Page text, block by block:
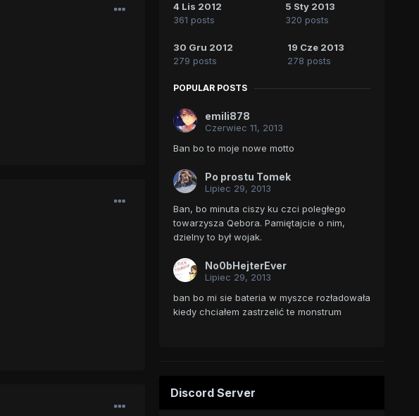
4 Lis 2012
361 posts
5 Sty 2013
320 posts
30 Gru 2012
279 posts
19 Cze 2013
278 posts
POPULAR POSTS
emili878
Czerwiec 11, 2013
Ban bo to moje nowe motto
Po prostu Tomek
Lipiec 29, 2013
Ban, bo minuta ciszy ku czci poległego
towarzysza Qebora. Pamiętajcie o nim,
dzielny to był wojak.
No0bHejterEver
Lipiec 29, 2013
ban bo mi sie bateria w myszce rozładowała
kiedy chciałem zastrzelić te monstrum
Discord Server